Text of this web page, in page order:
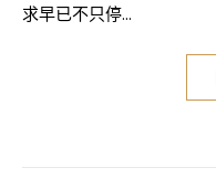
求早已不只停...